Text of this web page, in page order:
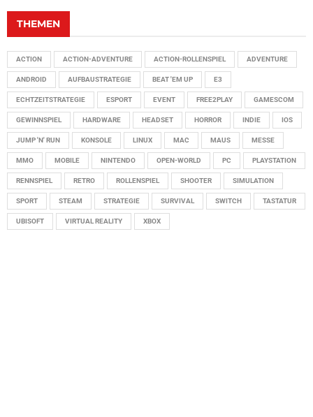
THEMEN
ACTION ACTION-ADVENTURE ACTION-ROLLENSPIEL ADVENTURE
ANDROID AUFBAUSTRATEGIE BEAT 'EM UP E3
ECHTZEITSTRATEGIE ESPORT EVENT FREE2PLAY GAMESCOM
GEWINNSPIEL HARDWARE HEADSET HORROR INDIE IOS
JUMP 'N' RUN KONSOLE LINUX MAC MAUS MESSE
MMO MOBILE NINTENDO OPEN-WORLD PC PLAYSTATION
RENNSPIEL RETRO ROLLENSPIEL SHOOTER SIMULATION
SPORT STEAM STRATEGIE SURVIVAL SWITCH TASTATUR
UBISOFT VIRTUAL REALITY XBOX